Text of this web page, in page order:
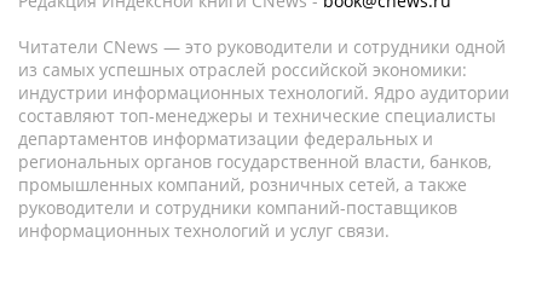
Читатели CNews — это руководители и сотрудники одной
из самых успешных отраслей российской экономики:
индустрии информационных технологий. Ядро аудитории
составляют топ-менеджеры и технические специалисты
департаментов информатизации федеральных и
региональных органов государственной власти, банков,
промышленных компаний, розничных сетей, а также
руководители и сотрудники компаний-поставщиков
информационных технологий и услуг связи.